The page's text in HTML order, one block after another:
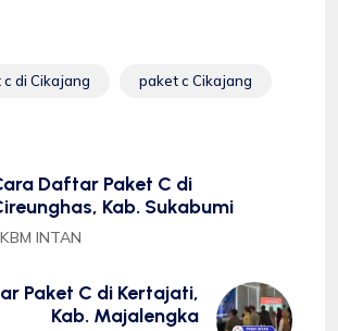
di Cikajang paket c Cikajang
Daftar Paket C di
Kab. Sukabumi
INTAN
Paket C di Kertajati,
Kab. Majalengka